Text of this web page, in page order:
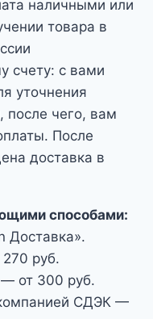
наличными или
товара в
счету: с вами
уточнения
после чего, вам
После
доставка в
способами:
Доставка».
руб.
от 300 руб.
СДЭК —